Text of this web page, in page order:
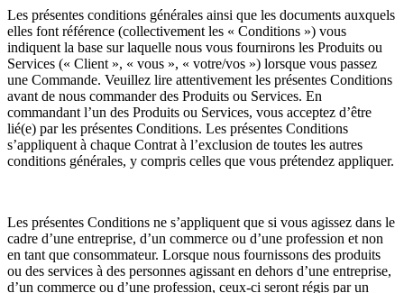
Les présentes conditions générales ainsi que les documents auxquels
elles font référence (collectivement les « Conditions ») vous
indiquent la base sur laquelle nous vous fournirons les Produits ou
Services (« Client », « vous », « votre/vos ») lorsque vous passez
une Commande. Veuillez lire attentivement les présentes Conditions
avant de nous commander des Produits ou Services. En
commandant l’un des Produits ou Services, vous acceptez d’être
lié(e) par les présentes Conditions. Les présentes Conditions
s’appliquent à chaque Contrat à l’exclusion de toutes les autres
conditions générales, y compris celles que vous prétendez appliquer.
Les présentes Conditions ne s’appliquent que si vous agissez dans le
cadre d’une entreprise, d’un commerce ou d’une profession et non
en tant que consommateur. Lorsque nous fournissons des produits
ou des services à des personnes agissant en dehors d’une entreprise,
d’un commerce ou d’une profession, ceux-ci seront régis par un